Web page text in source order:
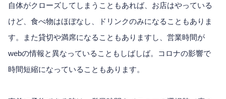
自体がクローズしてしまうこともあれば、お店はやっている
けど、食べ物はほぼなし、ドリンクのみになることもありま
す。また貸切や満席になることもありますし、営業時間が
webの情報と異なっていることもしばしば。コロナの影響で
時間短縮になっていることもあります。